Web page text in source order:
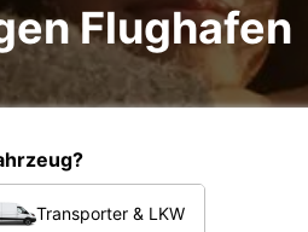
Flughafen
Transporter & LKW